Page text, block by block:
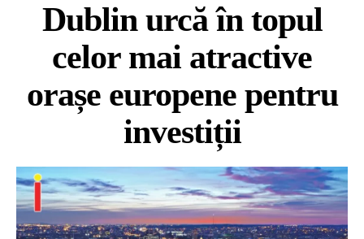
Dublin urcă în topul
celor mai atractive
orașe europene pentru
investiții